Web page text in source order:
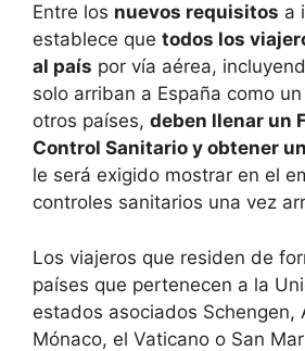
Entre los nuevos requisitos a
establece que todos los
al país por vía aérea,
solo arriban a España como
otros países, deben llenar un
Control Sanitario y obtener
le será exigido mostrar en el
controles sanitarios una vez
Los viajeros que residen de
países que pertenecen a la
estados asociados Schengen,
Mónaco, el Vaticano o San